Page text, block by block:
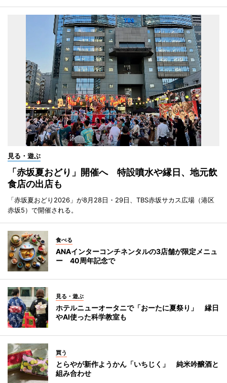
見る・遊ぶ
「赤坂夏おどり」開催へ 特設噴水や縁日、地元飲
食店の出店も
「赤坂夏おどり2026」が8月28日・29日、TBS赤坂サカス広場（港区
赤坂5）で開催される。
食べる
ANAインターコンチネンタルの3店舗が限定メニュ
ー 40周年記念で
見る・遊ぶ
ホテルニューオータニで「おーたに夏祭り」 縁日
やAI使った科学教室も
買う
とらやが新作ようかん「いちじく」 純米吟醸酒と
組み合わせ